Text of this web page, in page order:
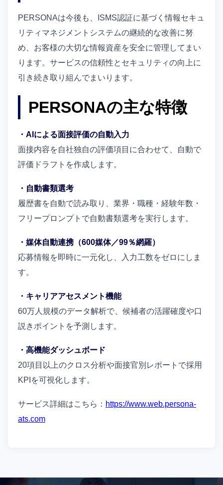
PERSONAは今後も、ISMS認証に基づく情報セキュ
リティマネジメントシステムの継続的な改善に努
め、お客様の大切な情報資産を安全に管理してまい
ります。サービスの信頼性とセキュリティの向上に
引き続き取り組んでまいります。
PERSONAの主な特徴
・AIによる面接評価の自動入力
面接内容を自社独自の評価項目に合わせて、自動で
評価ドラフトを作成します。
・自動書類選考
履歴書を自動で読み取り、業界・職種・経験年数・
フリープロンプトで自動書類選考を実行します。
・媒体自動連携（600媒体／99％網羅）
応募情報を即時に一元化し、入力工数をゼロにしま
す。
・キャリアアセスメント機能
60万人規模のデータ解析で、候補者の活躍確度や口
説きポイントを予測します。
・高機能ダッシュボード
20項目以上のクロス分析や面接官別レポートで採用
KPIを可視化します。
サービス詳細はこちら： https://www.web.persona-
ats.com